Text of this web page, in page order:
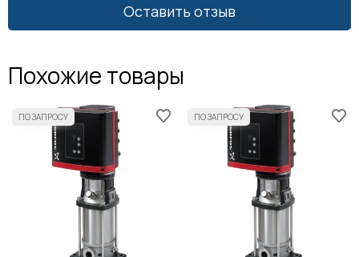
Оставить отзыв
Похожие товары